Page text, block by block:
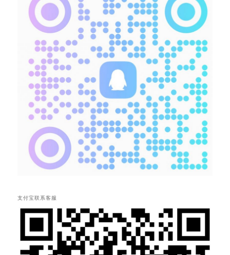
支付宝联系客服